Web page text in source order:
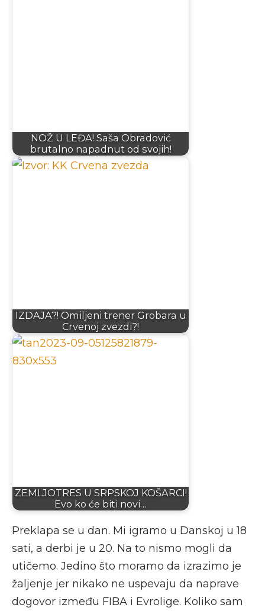
NOŽ U LEĐA! Saša Obradović
brutalno napadnut od svojih!
IZDAJA?! Omiljeni trener Grobara u
Crvenoj zvezdi?!
ZEMLJOTRES U SRPSKOJ KOŠARCI!
Evo ko će biti novi…
Preklapa se u dan. Mi igramo u Danskoj u 18
sati, a derbi je u 20. Na to nismo mogli da
utičemo. Jedino što moramo da izrazimo je
žaljenje jer nikako ne uspevaju da naprave
dogovor između FIBA i Evrolige. Koliko sam